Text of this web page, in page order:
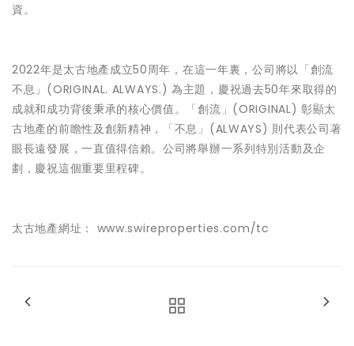
資。
2022年是太古地產成立50周年，在這一年裏，公司將以「創流
不息」(ORIGINAL. ALWAYS.) 為主題，慶祝過去50年來取得的
成就和成功背後秉承的核心價值。「創流」(ORIGINAL) 彰顯太
古地產的前瞻性及創新精神，「不息」(ALWAYS) 則代表公司著
眼長遠發展，一直值得信賴。公司將舉辦一系列特別活動及企
劃，慶祝這個重要里程碑。
太古地產網址： www.swireproperties.com/tc